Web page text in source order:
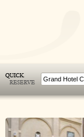
Grand Hotel